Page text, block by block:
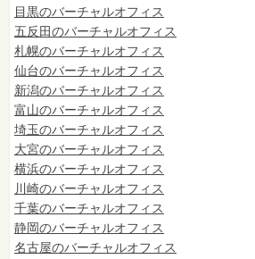
目黒のバーチャルオフィス
五反田のバーチャルオフィス
札幌のバーチャルオフィス
仙台のバーチャルオフィス
新潟のバーチャルオフィス
富山のバーチャルオフィス
埼玉のバーチャルオフィス
大宮のバーチャルオフィス
横浜のバーチャルオフィス
川崎のバーチャルオフィス
千葉のバーチャルオフィス
静岡のバーチャルオフィス
名古屋のバーチャルオフィス